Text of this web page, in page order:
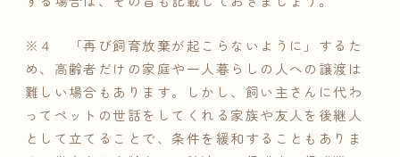
※４ 「再び飼育放棄が起こらないように」するた
め、高齢者だけの家庭や一人暮らしの人への譲渡は
難しい場合もあります。しかし、飼い主さんに代わ
ってペットの世話をしてくれる家族や友人を後継人
として立てることで、条件を緩和することもありま